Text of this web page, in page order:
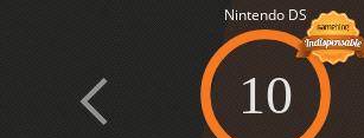
Nintendo DS
10